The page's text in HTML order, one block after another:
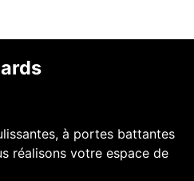
à portes battantes
réalisons votre espace de